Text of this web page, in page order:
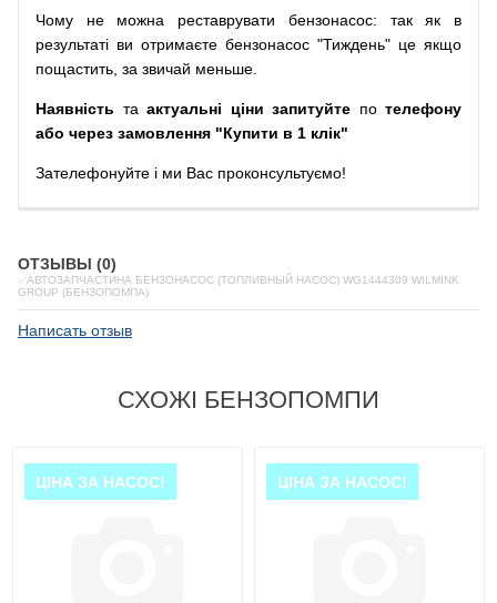
Чому не можна реставрувати бензонасос: так як
в
результаті ви отримаєте бензонасос "Тиждень" це якщо
пощастить, за звичай меньше.
Наявність та актуальні ціни запитуйте по телефону
або через замовлення "Купити в 1 клік"
Зателефонуйте і ми Вас проконсультуємо!
ОТЗЫВЫ (0)
✅АВТОЗАПЧАСТИНА БЕНЗОНАСОС (ТОПЛИВНЫЙ НАСОС) WG1444309 WILMINK
GROUP (БЕНЗОПОМПА)
Написать отзыв
СХОЖІ БЕНЗОПОМПИ
ЦІНА ЗА НАСОС! ЦІНА ЗА НАСОС!